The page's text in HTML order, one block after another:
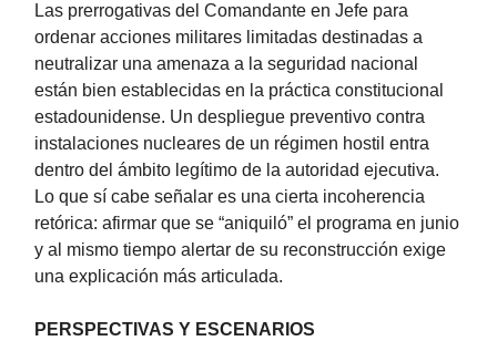
Las prerrogativas del Comandante en Jefe para
ordenar acciones militares limitadas destinadas a
neutralizar una amenaza a la seguridad nacional
están bien establecidas en la práctica constitucional
estadounidense. Un despliegue preventivo contra
instalaciones nucleares de un régimen hostil entra
dentro del ámbito legítimo de la autoridad ejecutiva.
Lo que sí cabe señalar es una cierta incoherencia
retórica: afirmar que se “aniquiló” el programa en junio
y al mismo tiempo alertar de su reconstrucción exige
una explicación más articulada.
PERSPECTIVAS Y ESCENARIOS